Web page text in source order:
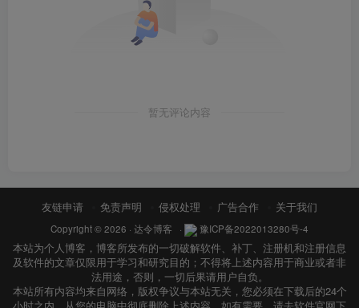
暂无评论内容
友链申请 免责声明 侵权处理 广告合作 关于我们
Copyright © 2026 · 达令博客 · 豫ICP备2022013280号-4
本站为个人博客，博客所发布的一切破解软件、补丁、注册机和注册信息
及软件的文章仅限用于学习和研究目的；不得将上述内容用于商业或者非
法用途，否则，一切后果请用户自负。
本站所有内容均来自网络，版权争议与本站无关，您必须在下载后的24个